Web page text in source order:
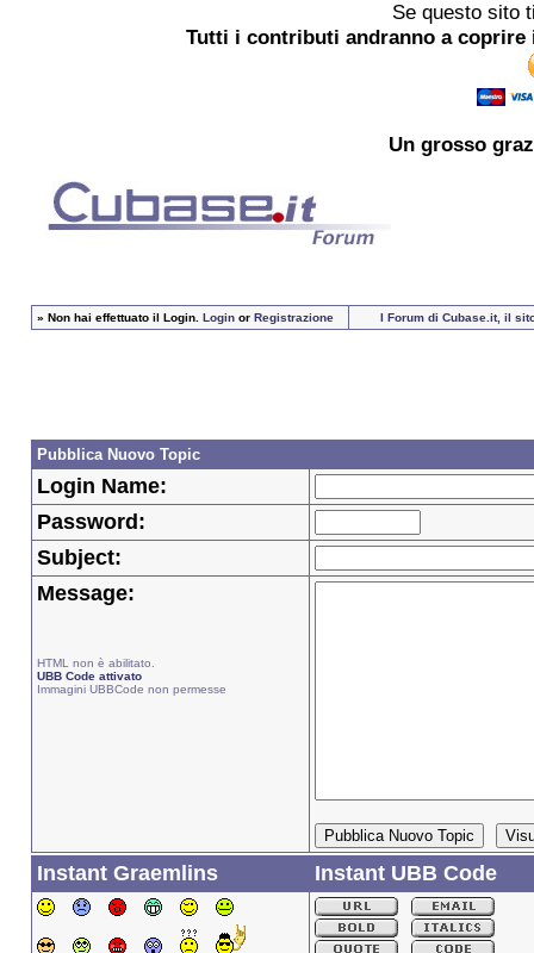
Se questo sito
Tutti i contributi andranno a
Un grosso
» Non hai effettuato il Login. Loginor Registrazione I Forum di Cubase.it, il
Pubblica Nuovo Topic
Login Name:
Password:
Subject:
Message:
HTML non è abilitato.
UBB Code attivato
Immagini UBBCode non permesse
Instant Graemlins Instant UBB Code